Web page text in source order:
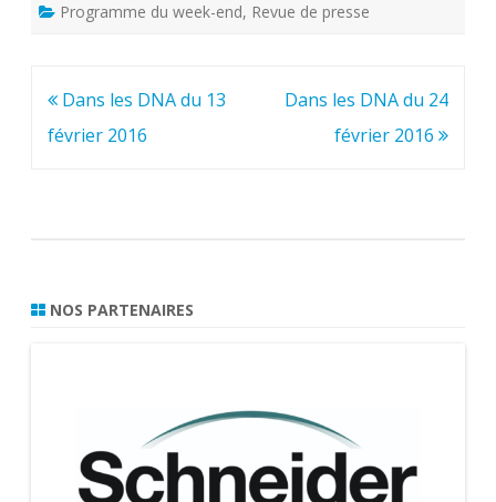
Programme du week-end, Revue de presse
Navigation
de
Dans les DNA du 13
février 2016
Dans les DNA du 24
février 2016
NOS PARTENAIRES